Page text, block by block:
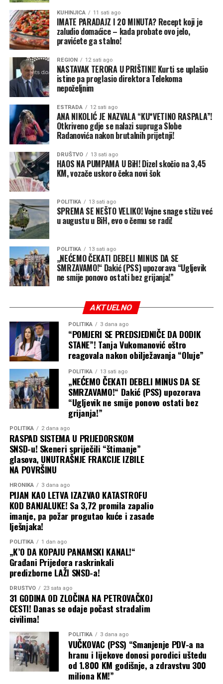
KUHINJICA 11 sati ago
IMATE PARADAJZ I 20 MINUTA? Recept koji je
zaludio domaćice – kada probate ovo jelo,
pravićete ga stalno!
REGION 12 sati ago
NASTAVAK TERORA U PRIŠTINI! Kurti se uplašio
istine pa proglasio direktora Telekoma
nepoželjnim
ESTRADA 12 sati ago
ANA NIKOLIĆ JE NAZVALA “KU*VETINO RASPALA”!
Otkriveno gdje se nalazi supruga Slobe
Radanovića nakon brutalnih prijetnji!
DRUŠTVO 13 sati ago
HAOS NA PUMPAMA U BiH! Dizel skočio na 3,45
KM, vozače uskoro čeka novi šok
POLITIKA 13 sati ago
SPREMA SE NEŠTO VELIKO! Vojne snage stižu već
u augustu u BiH, evo o čemu se radi!
POLITIKA 13 sati ago
„NEĆEMO ČEKATI DEBELI MINUS DA SE
SMRZAVAMO!“ Dakić (PSS) upozorava “Ugljevik
ne smije ponovo ostati bez grijanja!”
AKTUELNO
POLITIKA 3 dana ago
“POMJERI SE PREDSJEDNIČE DA DODIK
STANE”! Tanja Vukomanović oštro
reagovala nakon obilježavanja “Oluje”
POLITIKA 13 sati ago
„NEĆEMO ČEKATI DEBELI MINUS DA SE
SMRZAVAMO!“ Dakić (PSS) upozorava
“Ugljevik ne smije ponovo ostati bez
grijanja!”
POLITIKA 2 dana ago
RASPAD SISTEMA U PRIJEDORSKOM
SNSD-u! Skeneri spriječili “štimanje”
glasova, UNUTRAŠNJE FRAKCIJE IZBILE
NA POVRŠINU
HRONIKA 3 dana ago
PIJAN KAO LETVA IZAZVAO KATASTROFU
KOD BANJALUKE! Sa 3,72 promila zapalio
imanje, pa požar progutao kuće i zasade
lješnjaka!
POLITIKA 1 dan ago
„K’O DA KOPAJU PANAMSKI KANAL!“
Građani Prijedora raskrinkali
predizborne LAŽI SNSD-a!
DRUŠTVO 23 sata ago
31 GODINA OD ZLOČINA NA PETROVAČKOJ
CESTI! Danas se odaje počast stradalim
civilima!
POLITIKA 3 dana ago
VUČKOVAC (PSS) “Smanjenje PDV-a na
hranu i lijekove donosi porodici uštedu
od 1.800 KM godišnje, a zdravstvu 300
miliona KM!”